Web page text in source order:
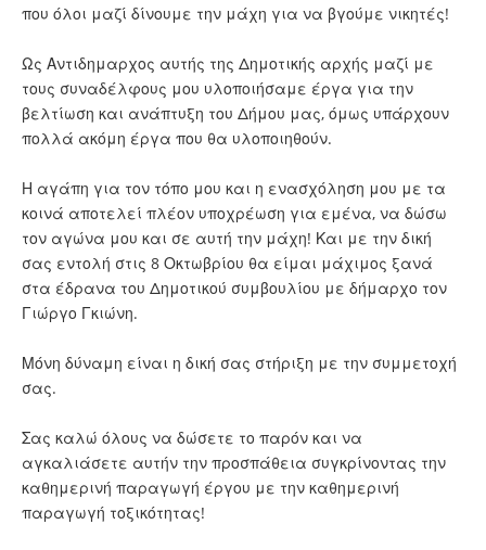
που όλοι μαζί δίνουμε την μάχη για να βγούμε νικητές!
Ως Αντιδημαρχος αυτής της Δημοτικής αρχής μαζί με
τους συναδέλφους μου υλοποιήσαμε έργα για την
βελτίωση και ανάπτυξη του Δήμου μας, όμως υπάρχουν
πολλά ακόμη έργα που θα υλοποιηθούν.
Η αγάπη για τον τόπο μου και η ενασχόληση μου με τα
κοινά αποτελεί πλέον υποχρέωση για εμένα, να δώσω
τον αγώνα μου και σε αυτή την μάχη! Και με την δική
σας εντολή στις 8 Οκτωβρίου θα είμαι μάχιμος ξανά
στα έδρανα του Δημοτικού συμβουλίου με δήμαρχο τον
Γιώργο Γκιώνη.
Μόνη δύναμη είναι η δική σας στήριξη με την συμμετοχή
σας.
Σας καλώ όλους να δώσετε το παρόν και να
αγκαλιάσετε αυτήν την προσπάθεια συγκρίνοντας την
καθημερινή παραγωγή έργου με την καθημερινή
παραγωγή τοξικότητας!